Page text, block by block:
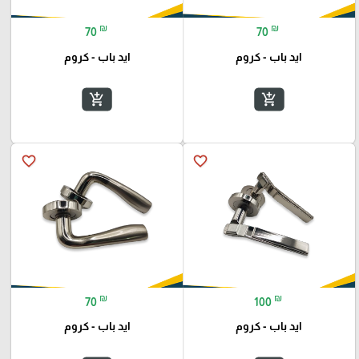
70 ₪
ايد باب - كروم
add_shopping_cart
70 ₪
ايد باب - كروم
add_shopping_cart
favorite_border
100 ₪
ايد باب - كروم
favorite_border
70 ₪
ايد باب - كروم